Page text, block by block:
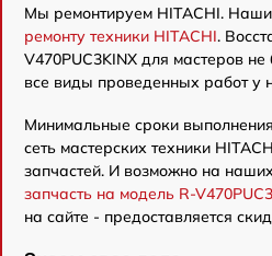
Мы ремонтируем HITACHI.
ремонту техники HITACHI.
V470PUC3KINX для мастеров
все виды проведенных работ у
Минимальные сроки
сеть мастерских техники
запчастей. И возможно на
запчасть на модель R-
на сайте - предоставляется